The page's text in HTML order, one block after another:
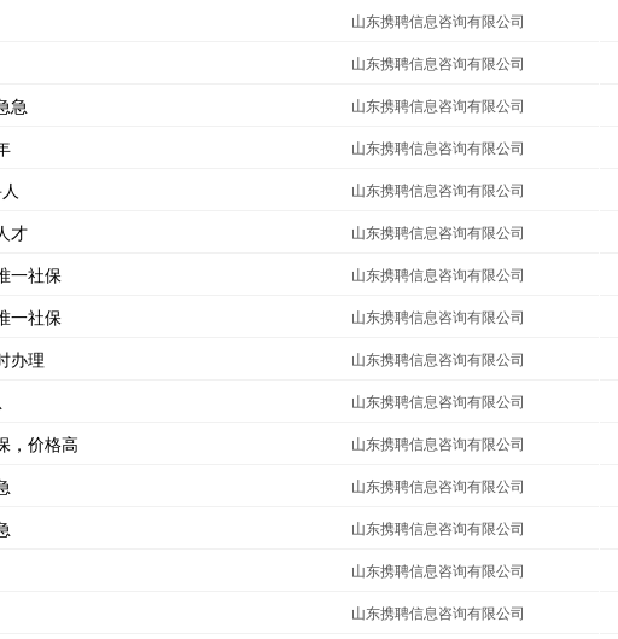
山东携聘信息咨询有限公司
山东携聘信息咨询有限公司
急 山东携聘信息咨询有限公司
山东携聘信息咨询有限公司
山东携聘信息咨询有限公司
才 山东携聘信息咨询有限公司
一社保 山东携聘信息咨询有限公司
一社保 山东携聘信息咨询有限公司
办理 山东携聘信息咨询有限公司
山东携聘信息咨询有限公司
，价格高 山东携聘信息咨询有限公司
山东携聘信息咨询有限公司
山东携聘信息咨询有限公司
山东携聘信息咨询有限公司
山东携聘信息咨询有限公司